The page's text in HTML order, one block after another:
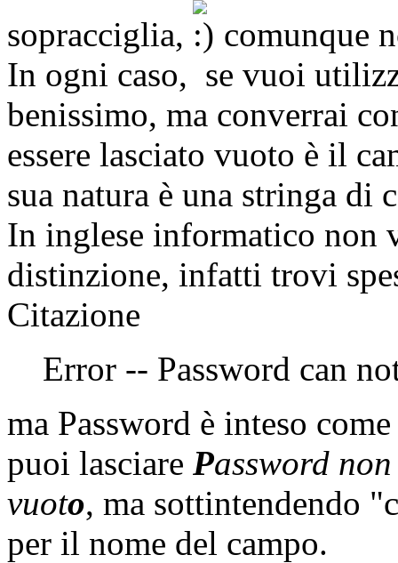
sopracciglia,
comunque
In ogni caso, se vuoi
benissimo, ma converrai
essere lasciato vuoto è il
sua natura è una stringa di
In inglese informatico non
distinzione, infatti trovi
Citazione
Error -- Password can
ma Password è inteso
puoi lasciare Password
vuoto, ma sottintendendo
per il nome del campo.